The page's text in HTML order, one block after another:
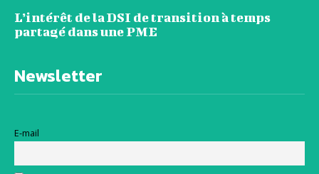
L’intérêt de la DSI de transition à temps
partagé dans une PME
Newsletter
E-mail